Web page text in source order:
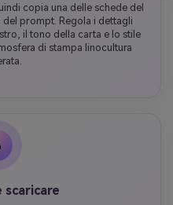
copia una delle schede del
prompt. Regola i dettagli
il tono della carta e lo stile
di stampa linocultura
scaricare